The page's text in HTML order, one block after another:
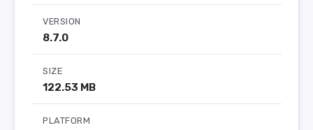
VERSION
8.7.0
SIZE
122.53 MB
PLATFORM